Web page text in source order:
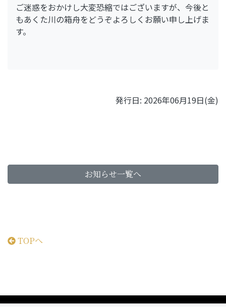
ご迷惑をおかけし大変恐縮ではございますが、今後と
もあくた川の箱舟をどうぞよろしくお願い申し上げま
す。
発行日: 2026年06月19日(金)
お知らせ一覧へ
TOPへ